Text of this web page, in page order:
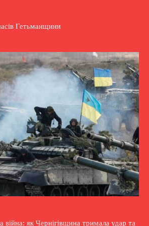
Гетьманщини
війна: як Чернігівщина тримала удар та